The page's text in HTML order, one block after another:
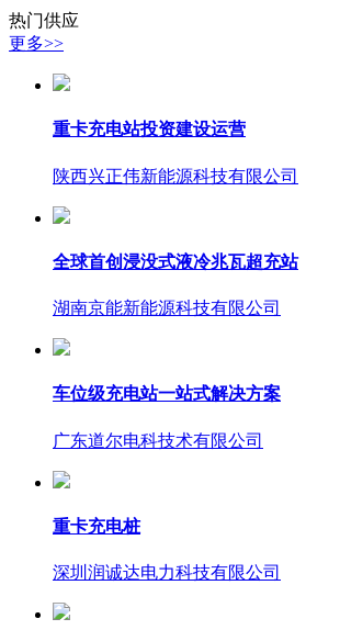
热门供应
更多>>
重卡充电站投资建设运营
陕西兴正伟新能源科技有限公司
全球首创浸没式液冷兆瓦超充站
湖南京能新能源科技有限公司
车位级充电站一站式解决方案
广东道尔电科技术有限公司
重卡充电桩
深圳润诚达电力科技有限公司